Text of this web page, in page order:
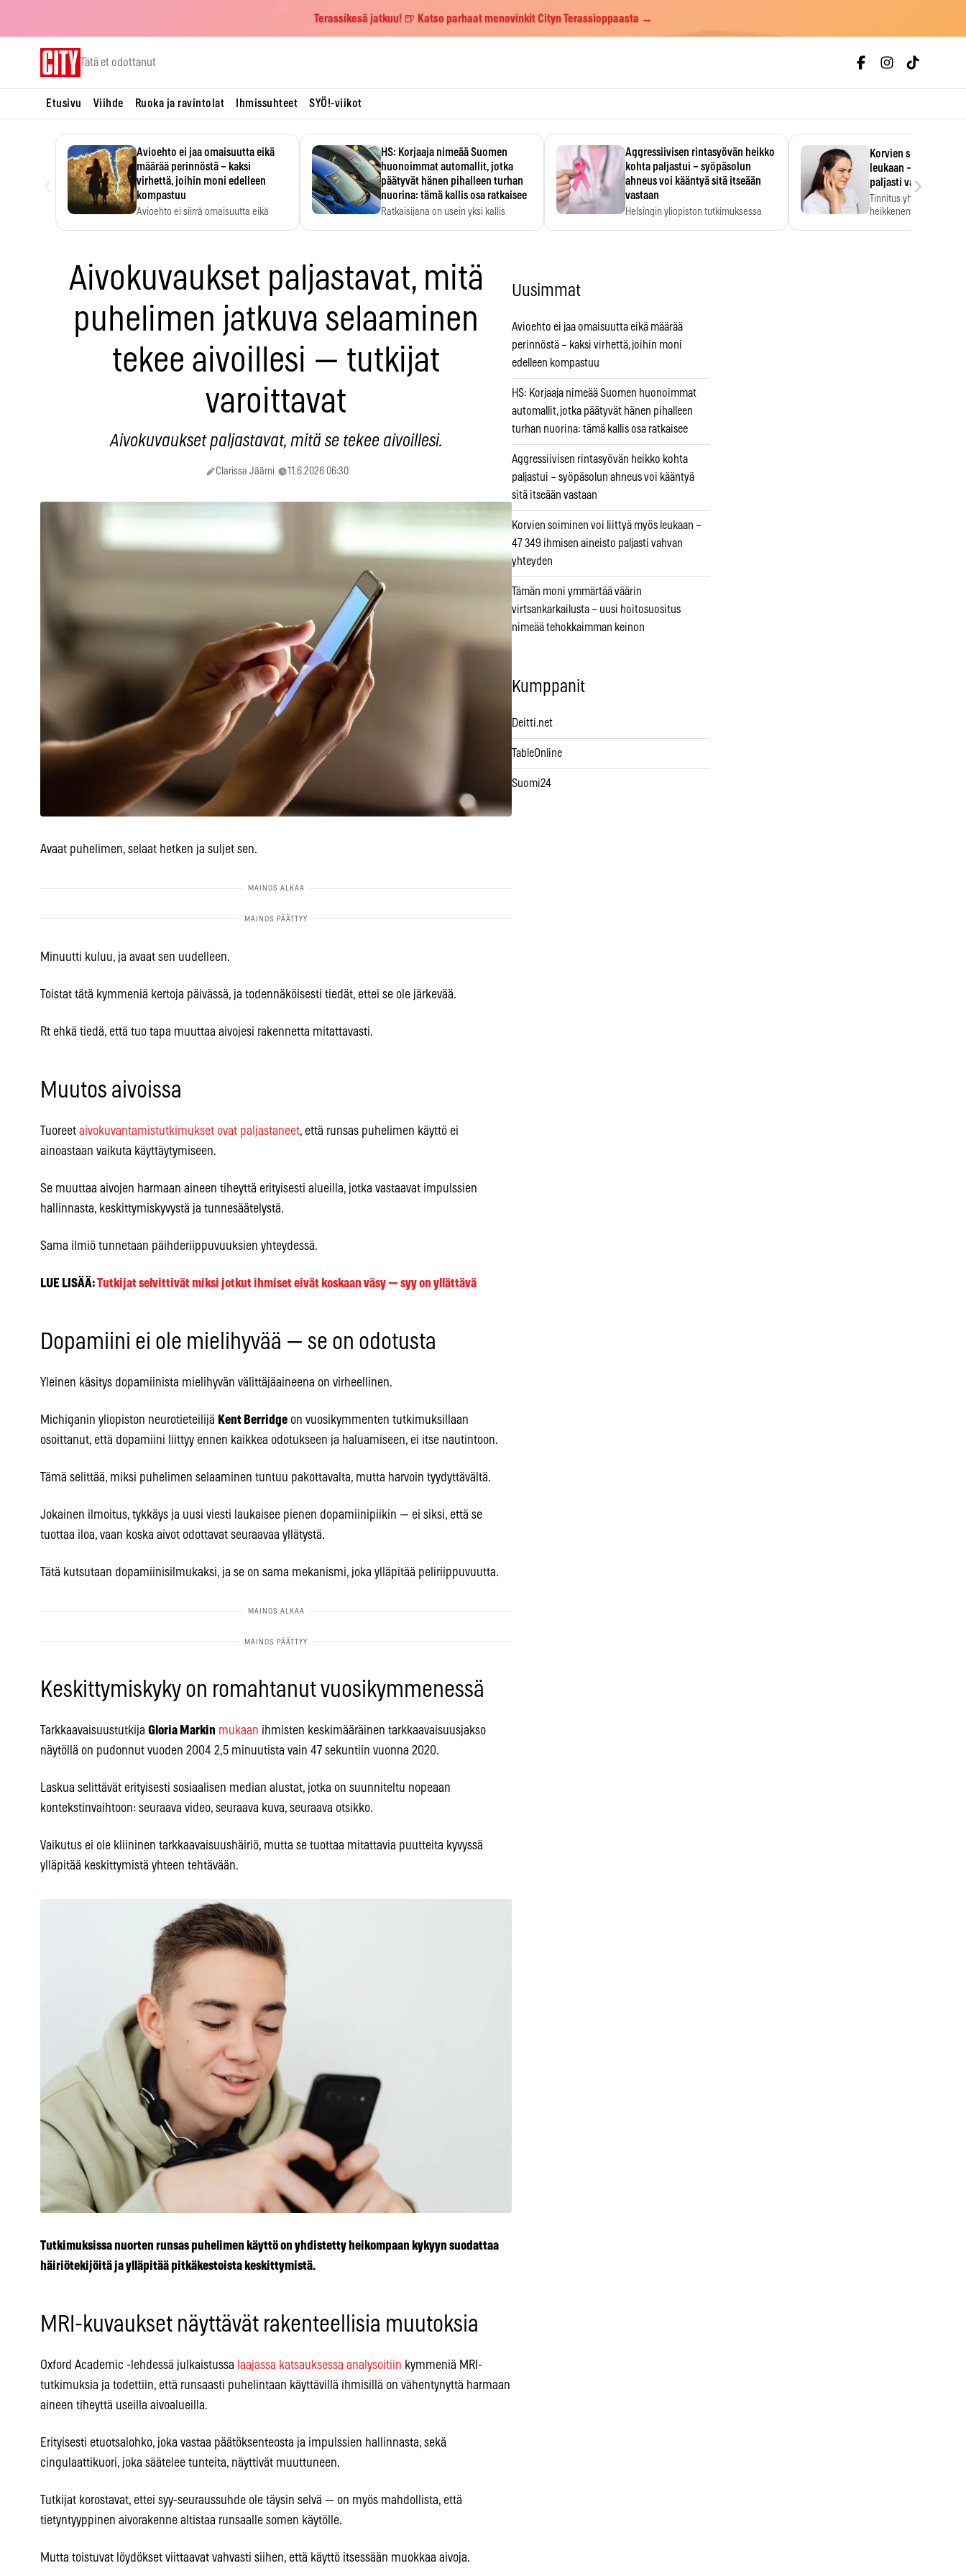
Terassikesä jatkuu! 🍺 Katso parhaat menovinkit Cityn Terassioppaasta →
Tätä et odottanut
Etusivu Viihde Ruoka ja ravintolat Ihmissuhteet SYÖ!-viikot
Avioehto ei jaa omaisuutta eikä
määrää perinnöstä – kaksi
virhettä, joihin moni edelleen
kompastuu
Avioehto ei siirrä omaisuutta eikä
HS: Korjaaja nimeää Suomen
huonoimmat automallit, jotka
päätyvät hänen pihalleen turhan
nuorina: tämä kallis osa ratkaisee
Ratkaisijana on usein yksi kallis
Aggressiivisen rintasyövän heikko
kohta paljastui – syöpäsolun
ahneus voi kääntyä sitä itseään
vastaan
Helsingin yliopiston tutkimuksessa
Korvien soiminen
leukaan – 47 349
paljasti vahvan
Tinnitus yhdistetään
heikkenemiseen.
›
Aivokuvaukset paljastavat, mitä
puhelimen jatkuva selaaminen
tekee aivoillesi — tutkijat
varoittavat
Aivokuvaukset paljastavat, mitä se tekee aivoillesi.
Clarissa Jäärni 11.6.2026 06:30
Avaat puhelimen, selaat hetken ja suljet sen.
Minuutti kuluu, ja avaat sen uudelleen.
Toistat tätä kymmeniä kertoja päivässä, ja todennäköisesti tiedät, ettei se ole järkevää.
Rt ehkä tiedä, että tuo tapa muuttaa aivojesi rakennetta mitattavasti.
Muutos aivoissa
Tuoreet aivokuvantamistutkimukset ovat paljastaneet, että runsas puhelimen käyttö ei
ainoastaan vaikuta käyttäytymiseen.
Se muuttaa aivojen harmaan aineen tiheyttä erityisesti alueilla, jotka vastaavat impulssien
hallinnasta, keskittymiskyvystä ja tunnesäätelystä.
Sama ilmiö tunnetaan päihderiippuvuuksien yhteydessä.
LUE LISÄÄ:Tutkijat selvittivät miksi jotkut ihmiset eivät koskaan väsy — syy on yllättävä
Dopamiini ei ole mielihyvää — se on odotusta
Yleinen käsitys dopamiinista mielihyvän välittäjäaineena on virheellinen.
Michiganin yliopiston neurotieteilijä Kent Berridge on vuosikymmenten tutkimuksillaan
osoittanut, että dopamiini liittyy ennen kaikkea odotukseen ja haluamiseen, ei itse nautintoon.
Tämä selittää, miksi puhelimen selaaminen tuntuu pakottavalta, mutta harvoin tyydyttävältä.
Jokainen ilmoitus, tykkäys ja uusi viesti laukaisee pienen dopamiinipiikin — ei siksi, että se
tuottaa iloa, vaan koska aivot odottavat seuraavaa yllätystä.
Tätä kutsutaan dopamiinisilmukaksi, ja se on sama mekanismi, joka ylläpitää peliriippuvuutta.
Keskittymiskyky on romahtanut vuosikymmenessä
Tarkkaavaisuustutkija Gloria Markin mukaan ihmisten keskimääräinen tarkkaavaisuusjakso
näytöllä on pudonnut vuoden 2004 2,5 minuutista vain 47 sekuntiin vuonna 2020.
Laskua selittävät erityisesti sosiaalisen median alustat, jotka on suunniteltu nopeaan
kontekstinvaihtoon: seuraava video, seuraava kuva, seuraava otsikko.
Vaikutus ei ole kliininen tarkkaavaisuushäiriö, mutta se tuottaa mitattavia puutteita kyvyssä
ylläpitää keskittymistä yhteen tehtävään.
Tutkimuksissa nuorten runsas puhelimen käyttö on yhdistetty heikompaan kykyyn suodattaa
häiriötekijöitä ja ylläpitää pitkäkestoista keskittymistä.
MRI-kuvaukset näyttävät rakenteellisia muutoksia
Oxford Academic -lehdessä julkaistussa laajassa katsauksessa analysoitiin kymmeniä MRI-
tutkimuksia ja todettiin, että runsaasti puhelintaan käyttävillä ihmisillä on vähentynyttä harmaan
aineen tiheyttä useilla aivoalueilla.
Erityisesti etuotsalohko, joka vastaa päätöksenteosta ja impulssien hallinnasta, sekä
cingulaattikuori, joka säätelee tunteita, näyttivät muuttuneen.
Tutkijat korostavat, ettei syy-seuraussuhde ole täysin selvä — on myös mahdollista, että
tietyntyyppinen aivorakenne altistaa runsaalle somen käytölle.
Mutta toistuvat löydökset viittaavat vahvasti siihen, että käyttö itsessään muokkaa aivoja.
Uusimmat
Avioehto ei jaa omaisuutta eikä määrää
perinnöstä – kaksi virhettä, joihin moni
edelleen kompastuu
HS: Korjaaja nimeää Suomen huonoimmat
automallit, jotka päätyvät hänen pihalleen
turhan nuorina: tämä kallis osa ratkaisee
Aggressiivisen rintasyövän heikko kohta
paljastui – syöpäsolun ahneus voi kääntyä
sitä itseään vastaan
Korvien soiminen voi liittyä myös leukaan –
47 349 ihmisen aineisto paljasti vahvan
yhteyden
Tämän moni ymmärtää väärin
virtsankarkailusta – uusi hoitosuositus
nimeää tehokkaimman keinon
Kumppanit
Deitti.net
TableOnline
Suomi24